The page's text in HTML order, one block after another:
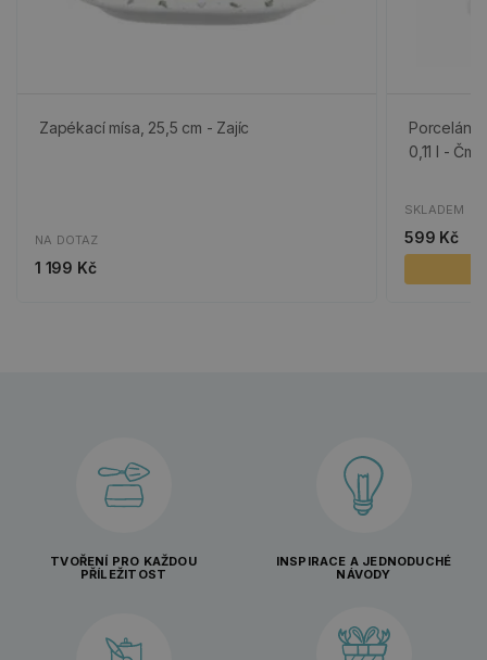
Zapékací mísa, 25,5 cm - Zajíc
NA DOTAZ
1 199 Kč
0,11 l -
SKLADEM
599 Kč
TVOŘENÍ PRO KAŽDOU
PŘÍLEŽITOST
INSPIRACE A JEDNODUCHÉ
NÁVODY